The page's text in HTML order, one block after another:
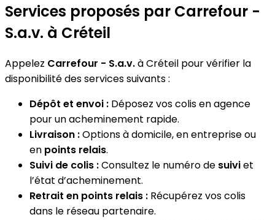
Services proposés par Carrefour -
S.a.v. à Créteil
Appelez Carrefour - S.a.v.à Créteil pour vérifier la
disponibilité des services suivants :
Dépôt et envoi : Déposez vos colis en agence
pour un acheminement rapide.
Livraison :Options à domicile, en entreprise ou
en points relais.
Suivi de colis :Consultez le numéro de suiviet
l’état d’acheminement.
Retrait en points relais : Récupérez vos colis
dans le réseau partenaire.